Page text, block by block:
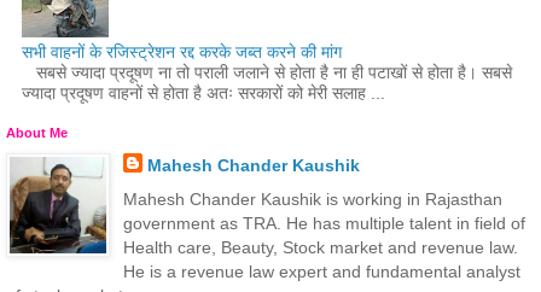
सभी वाहनों के रजिस्ट्रेशन रद्द करके जब्त करने की मांग
सबसे ज्यादा प्रदूषण ना तो पराली जलाने से होता है ना ही पटाखों से होता है। सबसे
ज्यादा प्रदूषण वाहनों से होता है अतः सरकारों को मेरी सलाह ...
About Me
Mahesh Chander Kaushik
Mahesh Chander Kaushik is working in Rajasthan
government as TRA. He has multiple talent in field of
Health care, Beauty, Stock market and revenue law.
He is a revenue law expert and fundamental analyst